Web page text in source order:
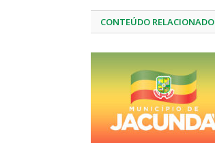
CONTEÚDO RELACIONADO